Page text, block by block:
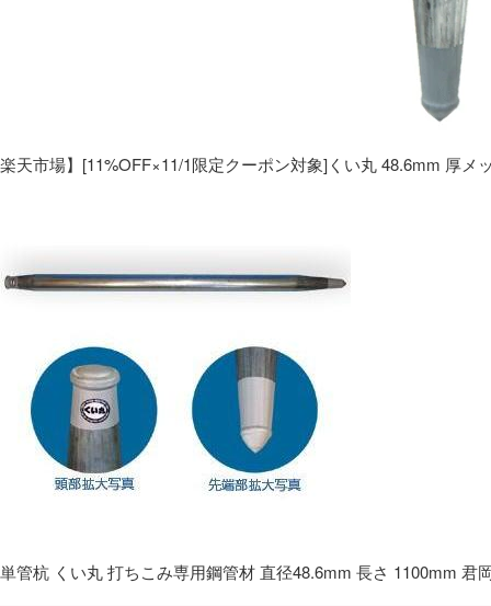
楽天市場】[11%OFF×11/1限定クーポン対象]くい丸 48.6mm 厚メ
単管杭 くい丸 打ちこみ専用鋼管材 直径48.6mm 長さ 1100mm 君